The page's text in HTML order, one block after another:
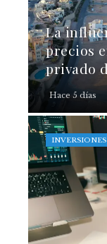
La
precios
privado
Hace 5 días